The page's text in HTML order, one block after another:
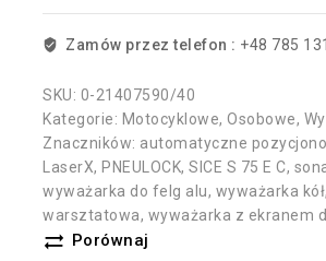
Zamów przez telefon : +48 785
SKU: 0-21407590/40
Kategorie: Motocyklowe, Osobowe,
Znaczników: automatyczne
LaserX, PNEULOCK, SICE S 75 E C,
wyważarka do felg alu, wyważarka kół,
warsztatowa, wyważarka z ekranem
Porównaj